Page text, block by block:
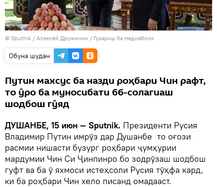
© Sputnik / Алексей Дружинин / Гузариш ба медиабонк
Обуна шудан
Путин махсус ба назди роҳбари Чин рафт,
то ӯро ба муносибати 66-солагиаш
шодбош гӯяд
ДУШАНБЕ, 15 июн — Sputnik. Президенти Русия
Владимир Путин имрӯз дар Душанбе то оғози
расмии нишасти бузург роҳбари ҷумҳурии
мардумии Чин Си Ҷинпинро бо зодрӯзаш шодбош
гуфт ва ба ӯ яхмоси истеҳсоли Русия тӯҳфа кард,
ки ба роҳбари Чин хело писанд омадааст.